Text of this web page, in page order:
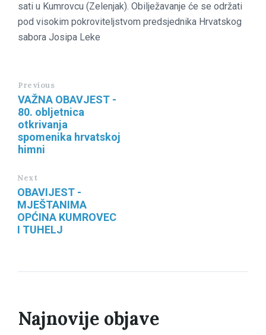
sati u Kumrovcu (Zelenjak). Obilježavanje će se održati
pod visokim pokroviteljstvom predsjednika Hrvatskog
sabora Josipa Leke
Previous
VAŽNA OBAVJEST -
80. obljetnica
otkrivanja
spomenika hrvatskoj
himni
Next
OBAVIJEST -
MJEŠTANIMA
OPĆINA KUMROVEC
I TUHELJ
Najnovije objave